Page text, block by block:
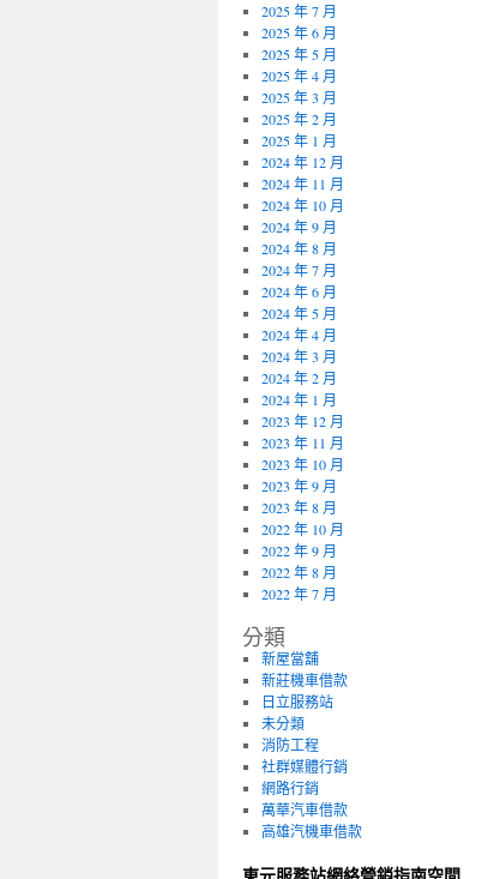
2025 年 7 月
2025 年 6 月
2025 年 5 月
2025 年 4 月
2025 年 3 月
2025 年 2 月
2025 年 1 月
2024 年 12 月
2024 年 11 月
2024 年 10 月
2024 年 9 月
2024 年 8 月
2024 年 7 月
2024 年 6 月
2024 年 5 月
2024 年 4 月
2024 年 3 月
2024 年 2 月
2024 年 1 月
2023 年 12 月
2023 年 11 月
2023 年 10 月
2023 年 9 月
2023 年 8 月
2022 年 10 月
2022 年 9 月
2022 年 8 月
2022 年 7 月
分類
新屋當舖
新莊機車借款
日立服務站
未分類
消防工程
社群媒體行銷
網路行銷
萬華汽車借款
高雄汽機車借款
東元服務站網絡營銷指南空間